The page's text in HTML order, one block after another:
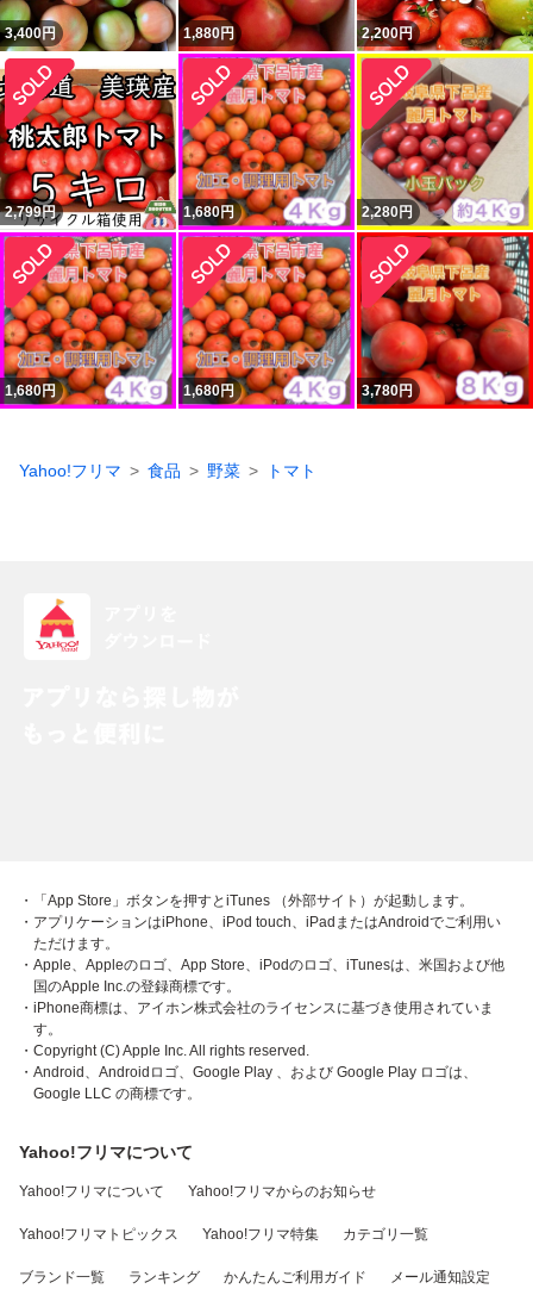
3,400円 1,880円 2,200円
2,799円 1,680円 2,280円
1,680円 1,680円 3,780円
Yahoo!フリマ 食品 野菜 トマト
・「App Store」ボタンを押すとiTunes （外部サイト）が起動します。
・アプリケーションはiPhone、iPod touch、iPadまたはAndroidでご利用い
ただけます。
・Apple、Appleのロゴ、App Store、iPodのロゴ、iTunesは、米国および他
国のApple Inc.の登録商標です。
・iPhone商標は、アイホン株式会社のライセンスに基づき使用されていま
す。
・Copyright (C) Apple Inc. All rights reserved.
・Android、Androidロゴ、Google Play 、および Google Play ロゴは、
Google LLC の商標です。
Yahoo!フリマについて
Yahoo!フリマについて Yahoo!フリマからのお知らせ
Yahoo!フリマトピックス Yahoo!フリマ特集 カテゴリ一覧
ブランド一覧 ランキング かんたんご利用ガイド メール通知設定